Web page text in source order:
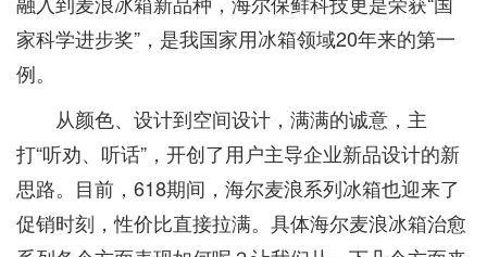
家科学进步奖”，是我国家用冰箱领域20年来的第一
例。
从颜色、设计到空间设计，满满的诚意，主
打“听劝、听话”，开创了用户主导企业新品设计的新
思路。目前，618期间，海尔麦浪系列冰箱也迎来了
促销时刻，性价比直接拉满。具体海尔麦浪冰箱治愈